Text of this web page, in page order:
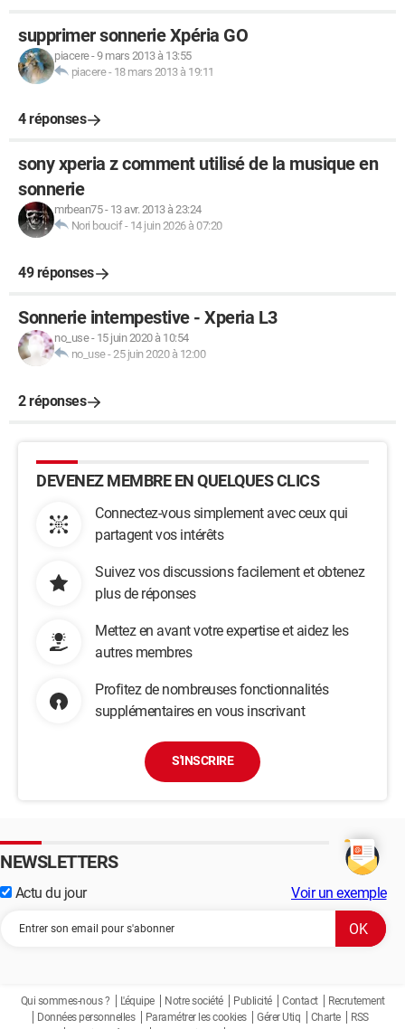
supprimer sonnerie Xpéria GO
piacere-9 mars 2013 à 13:55
piacere- 18 mars 2013 à 19:11
4 réponses
sony xperia z comment utilisé de la musique en
sonnerie
mrbean75- 13 avr. 2013 à 23:24
Nori boucif- 14 juin 2026 à 07:20
49 réponses
Sonnerie intempestive - Xperia L3
no_use- 15 juin 2020 à 10:54
no_use-25 juin 2020 à 12:00
2 réponses
DEVENEZ MEMBRE EN QUELQUES CLICS
Connectez-vous simplement avec ceux qui
partagent vos intérêts
Suivez vos discussions facilement et obtenez
plus de réponses
Mettez en avant votre expertise et aidez les
autres membres
Profitez de nombreuses fonctionnalités
supplémentaires en vous inscrivant
S'INSCRIRE
NEWSLETTERS
Actu du jour Voir un exemple
Qui sommes-nous ? L'équipe Notre société Publicité Contact
Recrutement
Données personnelles
Paramétrer les cookies Gérer Utiq Charte
RSS